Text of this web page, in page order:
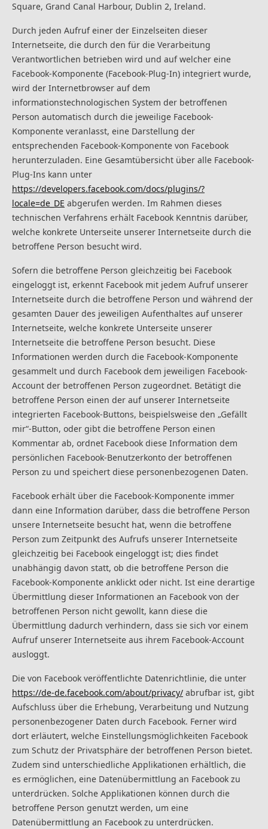
Square, Grand Canal Harbour, Dublin 2, Ireland.
Durch jeden Aufruf einer der Einzelseiten dieser
Internetseite, die durch den für die Verarbeitung
Verantwortlichen betrieben wird und auf welcher eine
Facebook-Komponente (Facebook-Plug-In) integriert wurde,
wird der Internetbrowser auf dem
informationstechnologischen System der betroffenen
Person automatisch durch die jeweilige Facebook-
Komponente veranlasst, eine Darstellung der
entsprechenden Facebook-Komponente von Facebook
herunterzuladen. Eine Gesamtübersicht über alle Facebook-
Plug-Ins kann unter
https://developers.facebook.com/docs/plugins/?
locale=de_DE abgerufen werden. Im Rahmen dieses
technischen Verfahrens erhält Facebook Kenntnis darüber,
welche konkrete Unterseite unserer Internetseite durch die
betroffene Person besucht wird.
Sofern die betroffene Person gleichzeitig bei Facebook
eingeloggt ist, erkennt Facebook mit jedem Aufruf unserer
Internetseite durch die betroffene Person und während der
gesamten Dauer des jeweiligen Aufenthaltes auf unserer
Internetseite, welche konkrete Unterseite unserer
Internetseite die betroffene Person besucht. Diese
Informationen werden durch die Facebook-Komponente
gesammelt und durch Facebook dem jeweiligen Facebook-
Account der betroffenen Person zugeordnet. Betätigt die
betroffene Person einen der auf unserer Internetseite
integrierten Facebook-Buttons, beispielsweise den „Gefällt
mir“-Button, oder gibt die betroffene Person einen
Kommentar ab, ordnet Facebook diese Information dem
persönlichen Facebook-Benutzerkonto der betroffenen
Person zu und speichert diese personenbezogenen Daten.
Facebook erhält über die Facebook-Komponente immer
dann eine Information darüber, dass die betroffene Person
unsere Internetseite besucht hat, wenn die betroffene
Person zum Zeitpunkt des Aufrufs unserer Internetseite
gleichzeitig bei Facebook eingeloggt ist; dies findet
unabhängig davon statt, ob die betroffene Person die
Facebook-Komponente anklickt oder nicht. Ist eine derartige
Übermittlung dieser Informationen an Facebook von der
betroffenen Person nicht gewollt, kann diese die
Übermittlung dadurch verhindern, dass sie sich vor einem
Aufruf unserer Internetseite aus ihrem Facebook-Account
ausloggt.
Die von Facebook veröffentlichte Datenrichtlinie, die unter
https://de-de.facebook.com/about/privacy/ abrufbar ist, gibt
Aufschluss über die Erhebung, Verarbeitung und Nutzung
personenbezogener Daten durch Facebook. Ferner wird
dort erläutert, welche Einstellungsmöglichkeiten Facebook
zum Schutz der Privatsphäre der betroffenen Person bietet.
Zudem sind unterschiedliche Applikationen erhältlich, die
es ermöglichen, eine Datenübermittlung an Facebook zu
unterdrücken. Solche Applikationen können durch die
betroffene Person genutzt werden, um eine
Datenübermittlung an Facebook zu unterdrücken.